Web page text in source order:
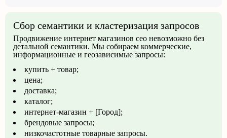
Сбор семантики и кластеризация запросов
Продвижение интернет магазинов сео невозможно без
детальной семантики. Мы собираем коммерческие,
информационные и геозависимые запросы:
купить + товар;
цена;
доставка;
каталог;
интернет-магазин + [Город];
брендовые запросы;
низкочастотные товарные запросы.